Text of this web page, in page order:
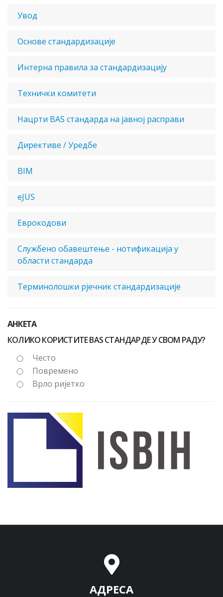
Увод
Основе стандардизације
Интерна правила за стандардизацију
Технички комитети
Нацрти BAS стандарда на јавној расправи
Директиве / Уредбе
BIM
eJUS
Еврокодови
Службено обавештење - нотификација у
области стандарда
Терминолошки рјечник стандардизације
АНКЕТА
КОЛИКО КОРИСТИТЕ BAS СТАНДАРДЕ У СВОМ РАДУ?
Често
Повремено
Врло ријетко
АДРЕСА